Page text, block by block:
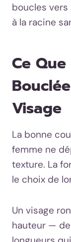
boucles vers
à la racine
Ce
Visage
La bonne
femme ne
texture. La
le choix de
Un visage
hauteur —